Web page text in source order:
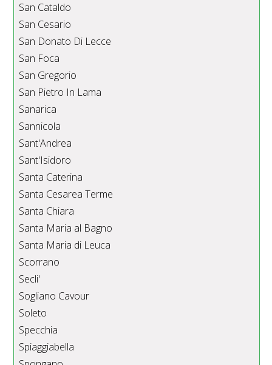
San Cataldo
San Cesario
San Donato Di Lecce
San Foca
San Gregorio
San Pietro In Lama
Sanarica
Sannicola
Sant'Andrea
Sant'Isidoro
Santa Caterina
Santa Cesarea Terme
Santa Chiara
Santa Maria al Bagno
Santa Maria di Leuca
Scorrano
Secli'
Sogliano Cavour
Soleto
Specchia
Spiaggiabella